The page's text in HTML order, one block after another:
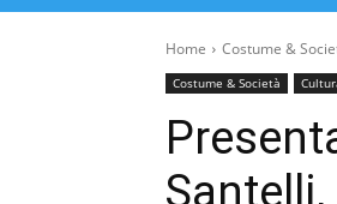
Home Costume &
Costume & Società
Santelli,